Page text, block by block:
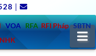
|
VOA RFA RFI Pháp SBTN
NHK